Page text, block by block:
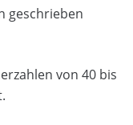
geschrieben
von 40 bis